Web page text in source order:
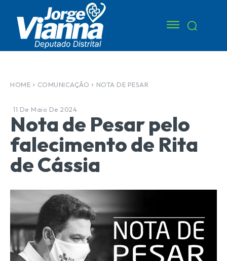
HOME COMUNICAÇÃO NOTA DE PESAR
11 De Maio De 2024
Nota de Pesar pelo
falecimento de Rita
de Cássia